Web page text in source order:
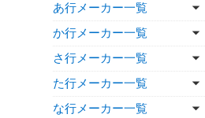
あ行メーカー一覧
か行メーカー一覧
さ行メーカー一覧
た行メーカー一覧
な行メーカー一覧